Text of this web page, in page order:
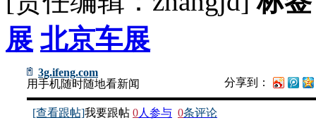
展 北京车展
3g.ifeng.com
用手机随时随地看新闻
分享到：
[查看跟帖]我要跟帖 0人参与 0条评论